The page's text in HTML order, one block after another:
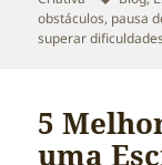
obstáculos, pausa
superar dificuldades
5
uma